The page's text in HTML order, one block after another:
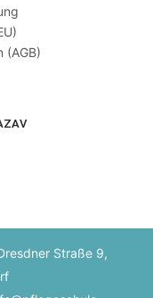
(AGB)
Straße 9,